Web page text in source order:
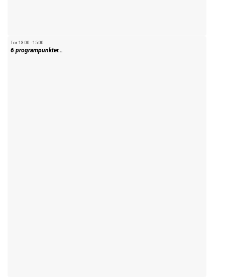
Tor 13:00 - 15:00
6 programpunkter...